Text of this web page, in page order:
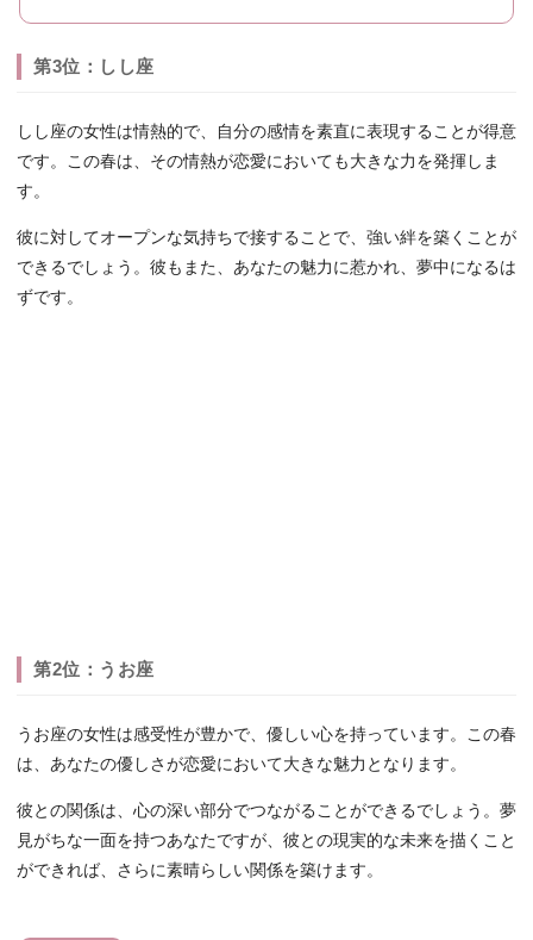
第3位：しし座
しし座の女性は情熱的で、自分の感情を素直に表現することが得意
です。この春は、その情熱が恋愛においても大きな力を発揮しま
す。
彼に対してオープンな気持ちで接することで、強い絆を築くことが
できるでしょう。彼もまた、あなたの魅力に惹かれ、夢中になるは
ずです。
第2位：うお座
うお座の女性は感受性が豊かで、優しい心を持っています。この春
は、あなたの優しさが恋愛において大きな魅力となります。
彼との関係は、心の深い部分でつながることができるでしょう。夢
見がちな一面を持つあなたですが、彼との現実的な未来を描くこと
ができれば、さらに素晴らしい関係を築けます。